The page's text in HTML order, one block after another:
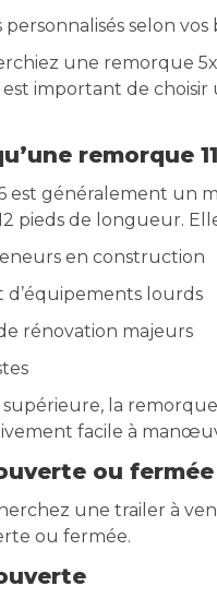
personnalisés selon vos
une remorque
est important de
remorque
est généralement un
pieds de longueur.
en construction
d’équipements lourds
rénovation majeurs
supérieure, la
facile à
ou fermée
une trailer à
ou fermée.